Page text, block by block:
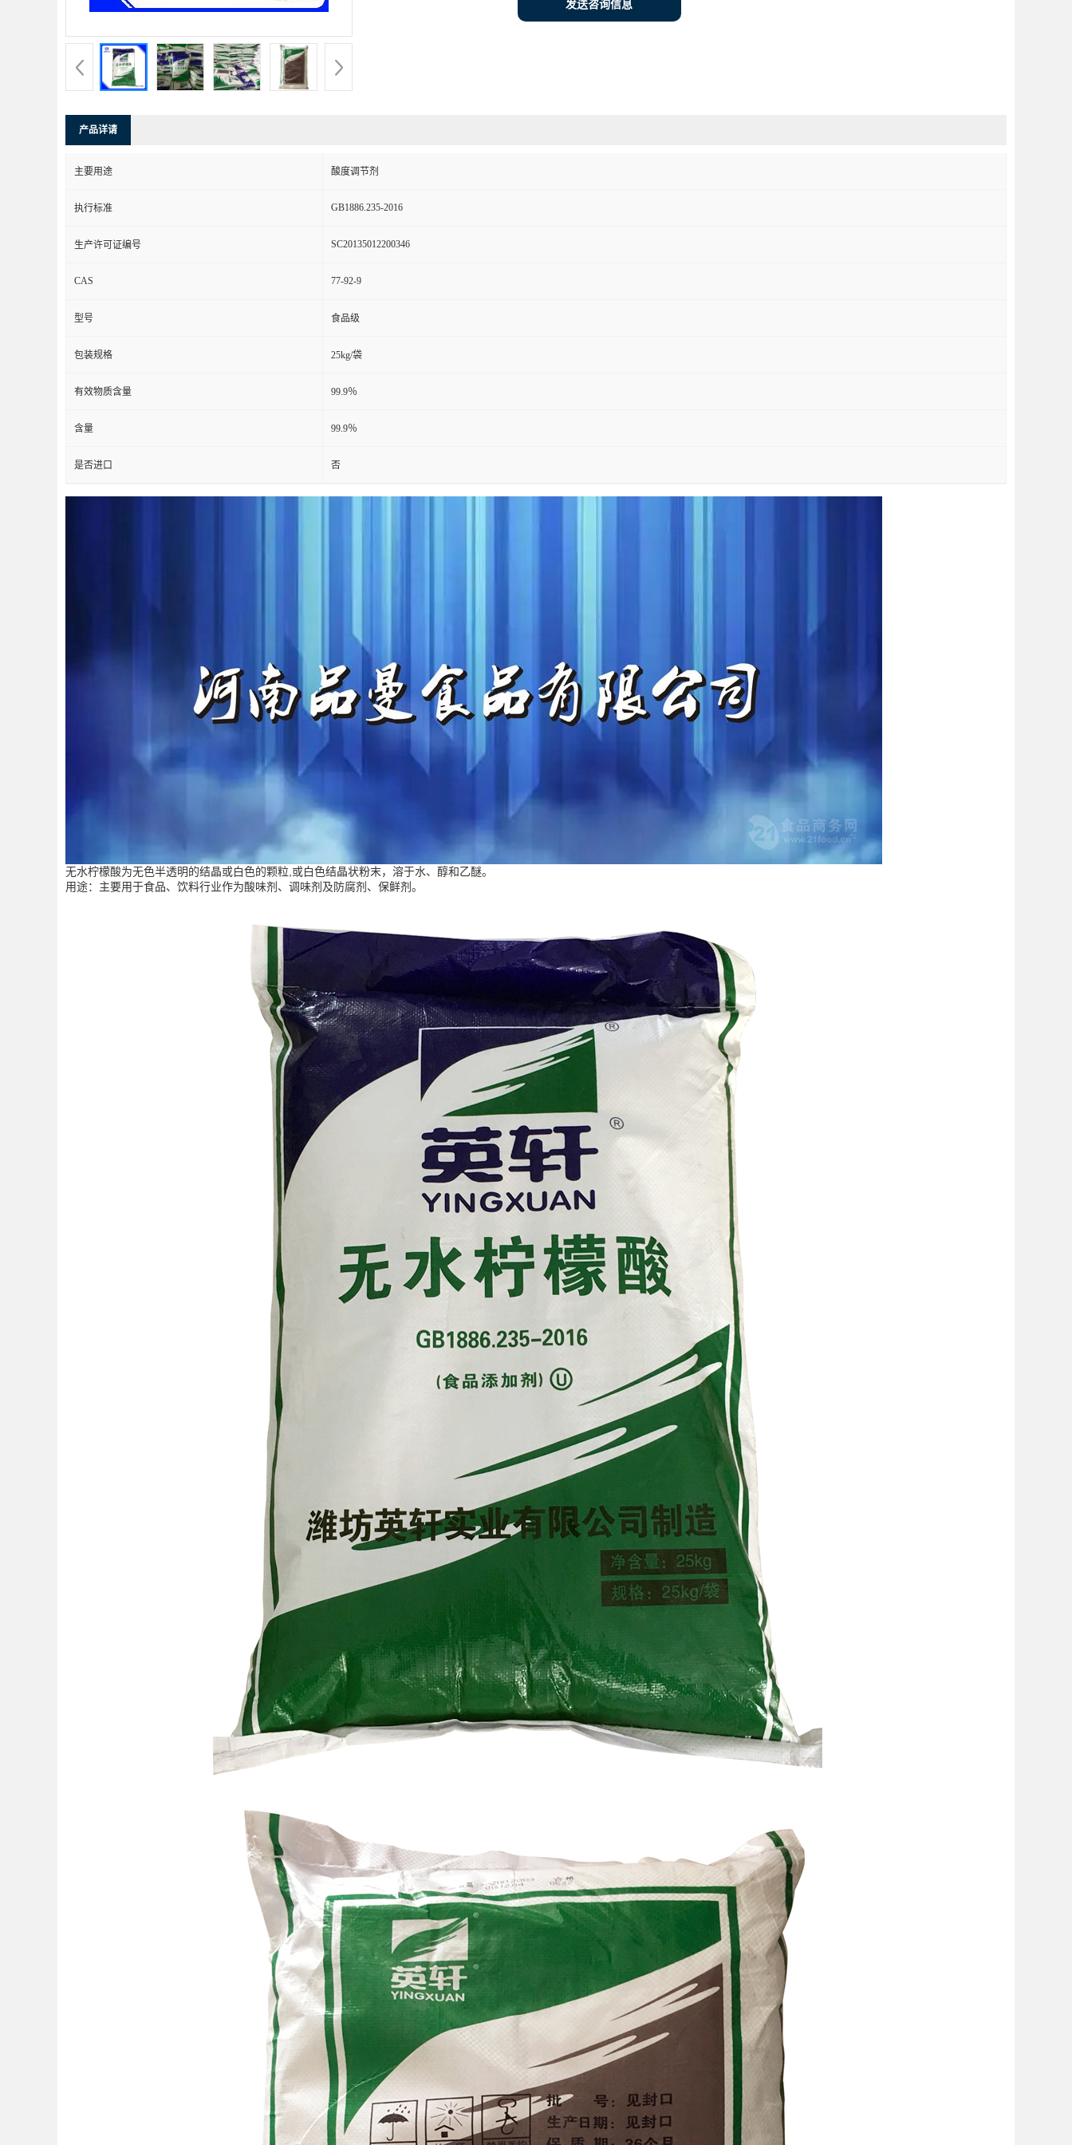
发送咨询信息
产品详请
主要用途 酸度调节剂
执行标准 GB1886.235-2016
生产许可证编号 SC20135012200346
CAS 77-92-9
型号 食品级
包装规格 25kg/袋
有效物质含量 99.9％
含量 99.9％
是否进口 否
无水柠檬酸为无色半透明的结晶或白色的颗粒,或白色结晶状粉末，溶于水、醇和乙醚。
用途：主要用于食品、饮料行业作为酸味剂、调味剂及防腐剂、保鲜剂。